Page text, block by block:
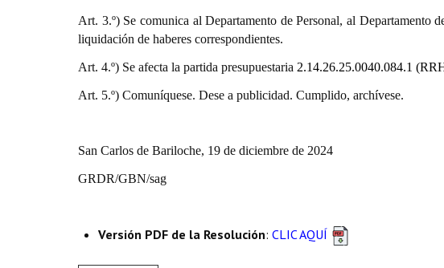
Art. 3.º) Se comunica al Departamento de Personal, al Departamento
liquidación de haberes correspondientes.
Art. 4.º) Se afecta la partida presupuestaria 2.14.26.25.0040.084.1
Art. 5.º) Comuníquese. Dese a publicidad. Cumplido, archívese.
San Carlos de Bariloche, 19 de diciembre de 2024
GRDR/GBN/sag
Versión PDF de la Resolución: CLIC AQUÍ